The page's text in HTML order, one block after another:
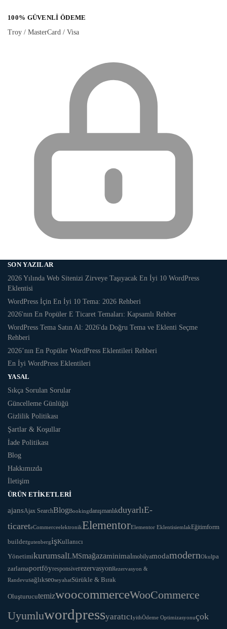
100% GÜVENLI ÖDEME
Troy / MasterCard / Visa
SON YAZILAR
2026 Yılında Web Sitenizi Zirveye Taşıyacak En İyi 10 WordPress
Eklentisi
WordPress İçin En İyi 10 Tema: 2026 Rehberi
2026'nın En Popüler E Ticaret Temaları: Kapsamlı Rehber
WordPress Tema Satın Al: 2026'da Doğru Tema ve Eklenti Seçme
Rehberi
2026’nın En Popüler WordPress Eklentileri Rehberi
En İyi WordPress Eklentileri
YASAL
Sıkça Sorulan Sorular
Güncelleme Günlüğü
Gizlilik Politikası
Şartlar & Koşullar
İade Politikası
Blog
Hakkımızda
İletişim
ÜRÜN ETIKETLERI
ajansAjax SearchBlogBookingdanışmanlıkduyarlıE-
ticareteCommerceelektronikElementorElementor EklentisiemlakEğitimform
buildergutenbergişKullanıcı
YönetimikurumsalLMSmağazaminimalmobilyamodamodernOkulpa
zarlamaportföyresponsiverezervasyonRezervasyon &
RandevusağlıkseoseyahatSürükle & Bırak
OluşturucutemizwoocommerceWooCommerce
UyumluwordpressyaratıcıyithÖdeme Optimizasyonuçok